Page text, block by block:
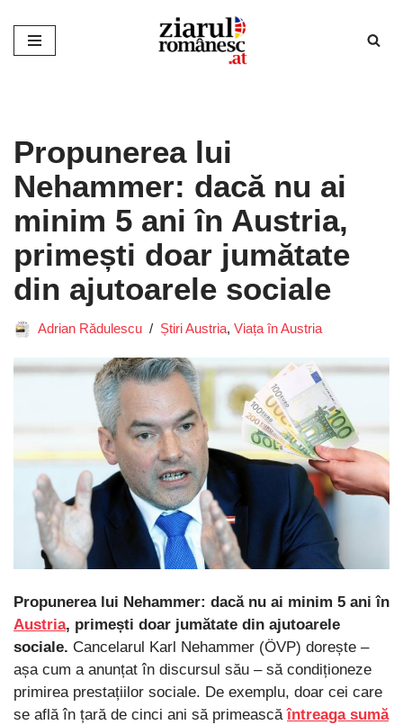
Sari
Propunerea lui
Nehammer: dacă nu ai
minim 5 ani în Austria,
primești doar jumătate
din ajutoarele sociale
Adrian Rădulescu Știri Austria, Viața în Austria
Propunerea lui Nehammer: dacă nu ai minim 5 ani în
Austria, primești doar jumătate din ajutoarele
sociale. Cancelarul Karl Nehammer (ÖVP) dorește –
așa cum a anunțat în discursul său – să condiționeze
primirea prestațiilor sociale. De exemplu, doar cei care
se află în țară de cinci ani să primeascăîntreaga sumă